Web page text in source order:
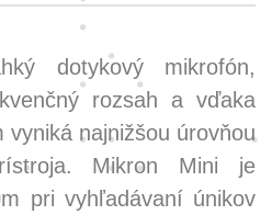
dotykový mikrofón,
rozsah a vďaka
vyniká najnižšou úrovňou
Mikron Mini je
pri vyhľadávaní únikov